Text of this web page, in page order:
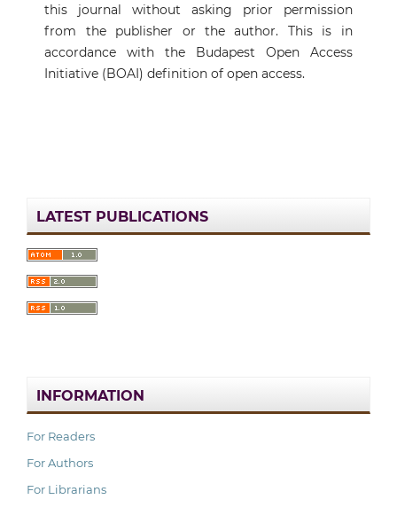
this journal without asking prior permission
from the publisher or the author. This is in
accordance with the Budapest Open Access
Initiative (BOAI) definition of open access.
LATEST PUBLICATIONS
INFORMATION
For Readers
For Authors
For Librarians